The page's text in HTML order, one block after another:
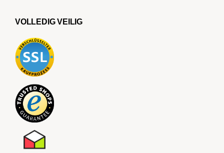
VOLLEDIG VEILIG